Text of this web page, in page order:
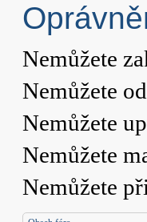
Nemůžete
Nemůžete
Nemůžete
Nemůžete
Nemůžete